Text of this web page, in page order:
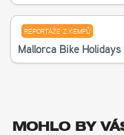
REPORTÁŽE Z KEMPŮ
Mallorca Bike
MOHLO BY